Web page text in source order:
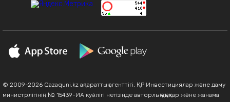
© 2009-2026 Qazaquni.kz ақпараттық агенттігі, ҚР Инвестициялар және даму
министрлігінің № 15439-ИА куәлігі негізінде авторлық құқықтар және жанама